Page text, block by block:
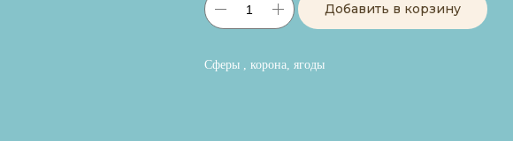
Добавить в корзину
Сферы , корона, ягоды